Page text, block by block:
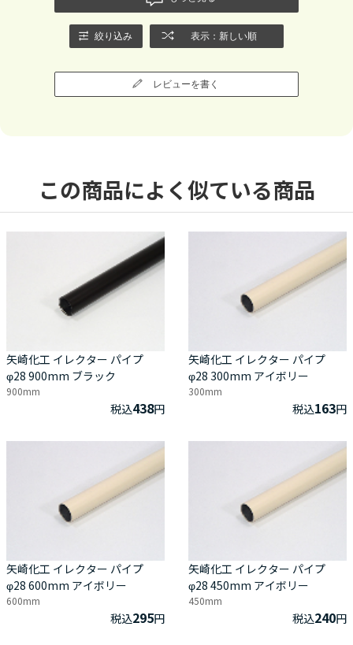
絞り込み 表示：新しい順
レビューを書く
この商品によく似ている商品
矢崎化工 イレクター パイプ
φ28 900mm ブラック
900mm
税込438円
矢崎化工 イレクター パイプ
φ28 300mm アイボリー
300mm
税込163円
矢崎化工 イレクター パイプ
φ28 600mm アイボリー
600mm
税込295円
矢崎化工 イレクター パイプ
φ28 450mm アイボリー
450mm
税込240円